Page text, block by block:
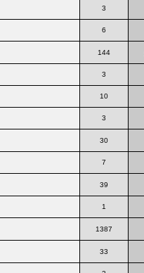
3
6
144
3
10
3
30
7
39
1
1387
33